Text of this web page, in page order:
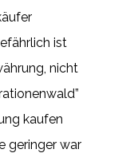
ist
nicht
kaufen
geringer war